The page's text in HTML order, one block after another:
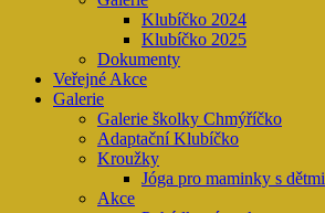
Klubíčko 2024
Klubíčko 2025
Dokumenty
Veřejné Akce
Galerie
Galerie školky Chmýříčko
Adaptační Klubíčko
Kroužky
Jóga pro maminky s dětmi
Akce